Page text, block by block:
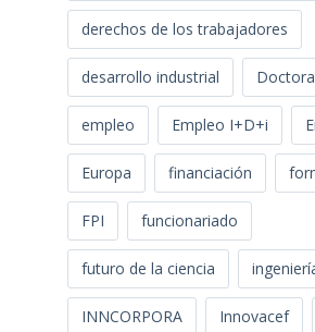
derechos de los trabajadores
desarrollo industrial
empleo Empleo I+D+i
Europa financiación
FPI funcionariado
futuro de la ciencia
INNCORPORA Innovacef